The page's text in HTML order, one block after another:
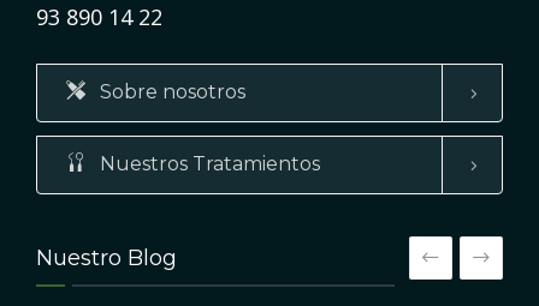
93 890 14 22
Sobre nosotros
Nuestros Tratamientos
Nuestro Blog